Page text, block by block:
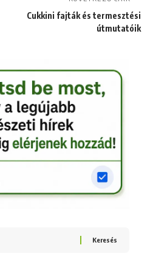
Cukkini fajták és termesztési
útmutatóik